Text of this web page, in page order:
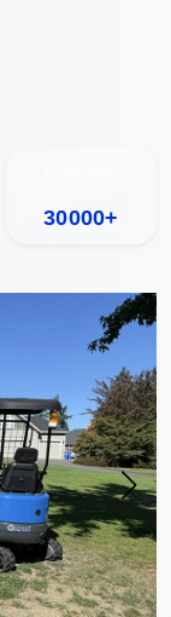
30000+